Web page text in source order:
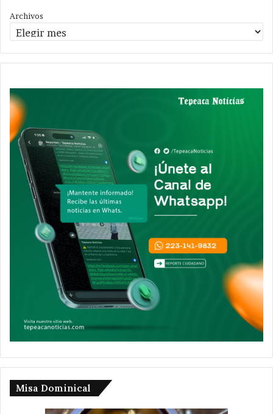
Archivos
Misa Dominical